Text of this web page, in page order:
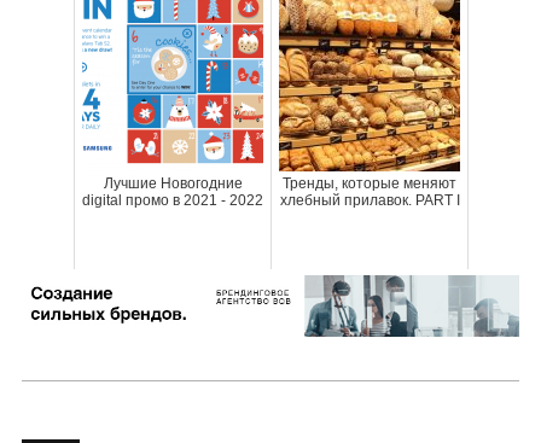
Лучшие Новогодние
digital промо в 2021 - 2022
Тренды, которые меняют
хлебный прилавок. PART I